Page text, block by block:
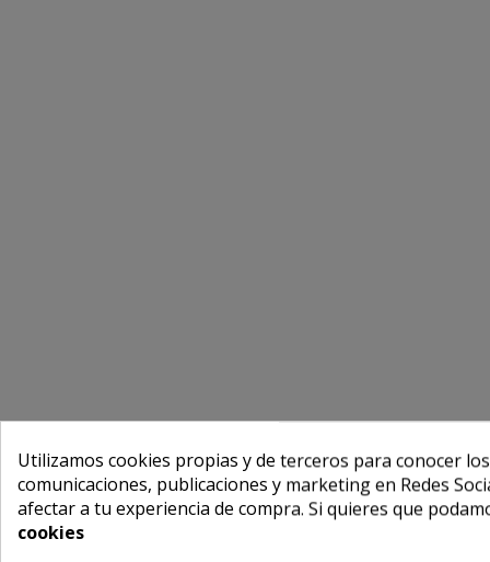
Utilizamos cookies propias y de terceros para conocer
comunicaciones, publicaciones y marketing en Redes
afectar a tu experiencia de compra. Si quieres que
cookies